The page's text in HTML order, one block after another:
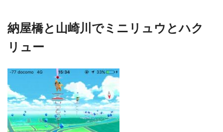
納屋橋と山崎川でミニリュウとハク
リュー